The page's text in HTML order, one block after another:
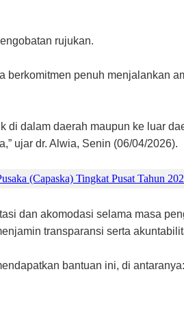
rujukan.
penuh menjalankan
dalam daerah maupun ke luar
ujar dr. Alwia, Senin (06/04/2026).
(Capaska) Tingkat Pusat Tahun
dan akomodasi selama masa
transparansi serta
bantuan ini, di antaranya: